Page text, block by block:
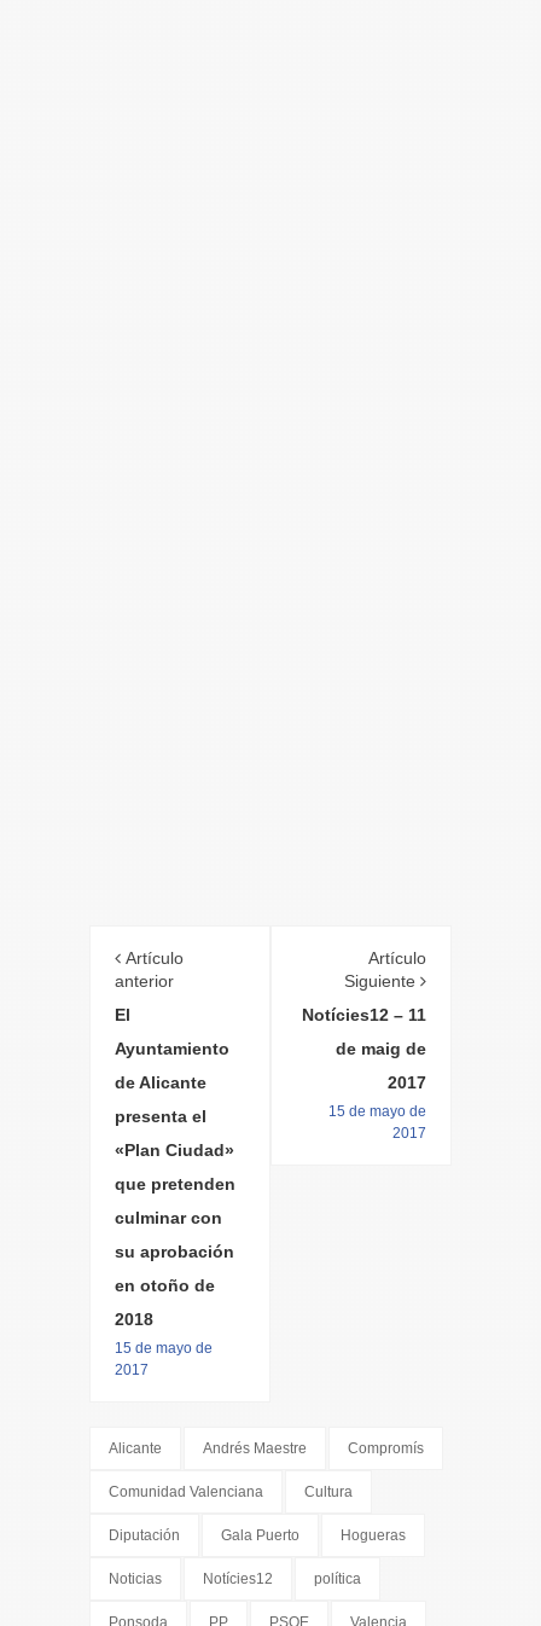
Artículo
anterior
El
Ayuntamiento
de Alicante
presenta el
«Plan Ciudad»
que pretenden
culminar con
su aprobación
en otoño de
2018
15 de mayo de
2017
Artículo
Siguiente
Notícies12 – 11
de maig de
2017
15 de mayo de
2017
Alicante Andrés Maestre Compromís
Comunidad Valenciana Cultura
Diputación Gala Puerto Hogueras
Noticias Notícies12 política
Ponsoda PP PSOE Valencia